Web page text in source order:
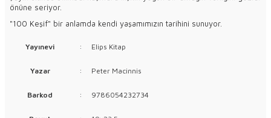
önüne seriyor.
"100 Keşif" bir anlamda kendi yaşamımızın tarihini sunuyor.
Yayınevi : Elips Kitap
Yazar : Peter Macinnis
Barkod : 9786054232734